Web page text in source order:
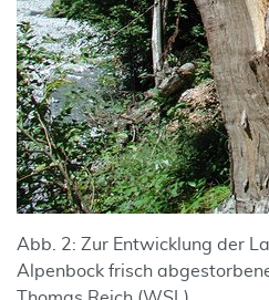
Abb. 2: Zur Entwicklung der
Alpenbock frisch